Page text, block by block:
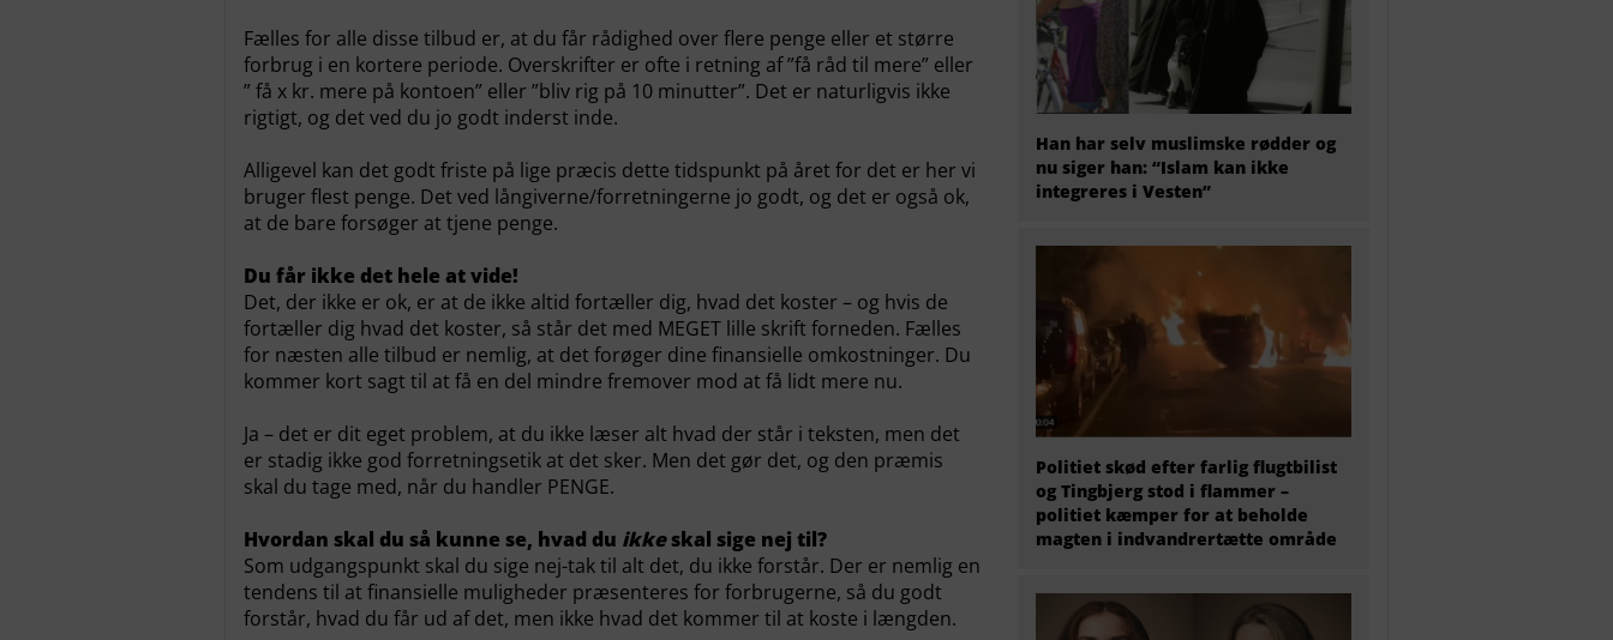
Fælles for alle disse tilbud er, at du får rådighed over flere penge eller et større
forbrug i en kortere periode. Overskrifter er ofte i retning af ”få råd til mere” eller
” få x kr. mere på kontoen” eller ”bliv rig på 10 minutter”. Det er naturligvis ikke
rigtigt, og det ved du jo godt inderst inde.
Alligevel kan det godt friste på lige præcis dette tidspunkt på året for det er her vi
bruger flest penge. Det ved långiverne/forretningerne jo godt, og det er også ok,
at de bare forsøger at tjene penge.
Du får ikke det hele at vide!
Det, der ikke er ok, er at de ikke altid fortæller dig, hvad det koster – og hvis de
fortæller dig hvad det koster, så står det med MEGET lille skrift forneden. Fælles
for næsten alle tilbud er nemlig, at det forøger dine finansielle omkostninger. Du
kommer kort sagt til at få en del mindre fremover mod at få lidt mere nu.
Ja – det er dit eget problem, at du ikke læser alt hvad der står i teksten, men det
er stadig ikke god forretningsetik at det sker. Men det gør det, og den præmis
skal du tage med, når du handler PENGE.
Hvordan skal du så kunne se, hvad du ikkeskal sige nej til?
Som udgangspunkt skal du sige nej-tak til alt det, du ikke forstår. Der er nemlig en
tendens til at finansielle muligheder præsenteres for forbrugerne, så du godt
forstår, hvad du får ud af det, men ikke hvad det kommer til at koste i længden.
Han har selv muslimske rødder og
nu siger han: “Islam kan ikke
integreres i Vesten”
Politiet skød efter farlig flugtbilist
og Tingbjerg stod i flammer –
politiet kæmper for at beholde
magten i indvandrertætte område